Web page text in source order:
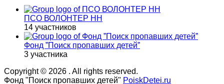
ПСО ВОЛОНТЕР НН
14 участников
Фонд ”Поиск пропавших детей”
3 участника
Copyright © 2026 . All rights reserved.
Фонд "Поиск пропавших детей" PoiskDetei.ru